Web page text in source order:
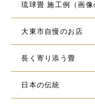
琉球畳 施工例（画像
大東市自慢のお店
長く寄り添う畳
日本の伝統